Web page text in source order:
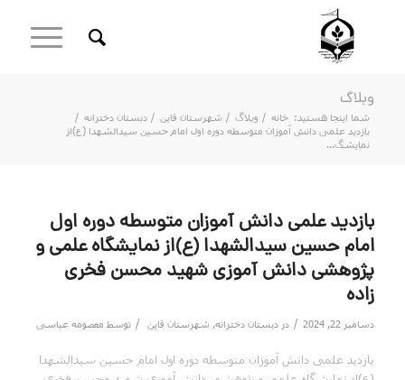
وبلاگ
شما اینجا هستید: خانه / وبلاگ / شهرستان قاین / دبستان دخترانه /
بازدید علمی دانش آموزان متوسطه دوره اول امام حسین سیدالشهدا (ع)از
نمایشگ...
بازدید علمی دانش آموزان متوسطه دوره اول
امام حسین سیدالشهدا (ع)از نمایشگاه علمی و
پژوهشی دانش آموزی شهید محسن فخری
زاده
دسامبر 22, 2024 / در دبستان دخترانه, شهرستان قاین / توسط معصومه عباسی
بازدید علمی دانش آموزان متوسطه دوره اول امام حسین سیدالشهدا